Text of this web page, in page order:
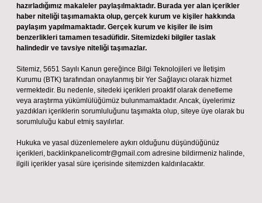
hazırladığımız makaleler paylaşılmaktadır. Burada yer alan içerikler
haber niteliği taşımamakta olup, gerçek kurum ve kişiler hakkında
paylaşım yapılmamaktadır. Gerçek kurum ve kişiler ile isim
benzerlikleri tamamen tesadüfidir. Sitemizdeki bilgiler taslak
halindedir ve tavsiye niteliği taşımazlar.
Sitemiz, 5651 Sayılı Kanun gereğince Bilgi Teknolojileri ve İletişim
Kurumu (BTK) tarafından onaylanmış bir Yer Sağlayıcı olarak hizmet
vermektedir. Bu nedenle, sitedeki içerikleri proaktif olarak denetleme
veya araştırma yükümlülüğümüz bulunmamaktadır. Ancak, üyelerimiz
yazdıkları içeriklerin sorumluluğunu taşımakta olup, siteye üye olarak bu
sorumluluğu kabul etmiş sayılırlar.
Hukuka ve yasal düzenlemelere aykırı olduğunu düşündüğünüz
içerikleri, backlinkpanelicomtr@gmail.com adresine bildirmeniz halinde,
ilgili içerikler yasal süre içerisinde sitemizden kaldırılacaktır.